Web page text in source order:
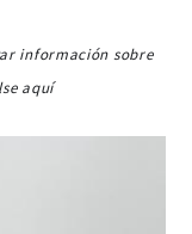
información sobre
aquí